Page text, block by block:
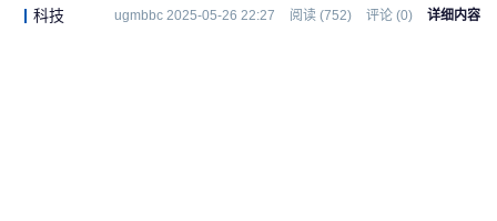
科技 ugmbbc 2025-05-26 22:27 阅读 (752) 评论 (0) 详细内容